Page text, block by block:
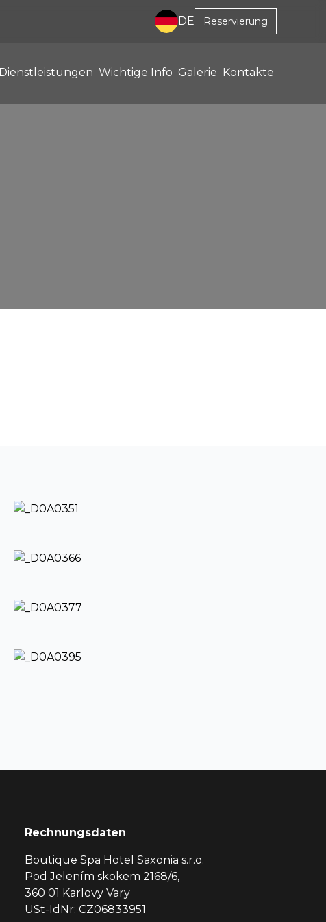
DE Reservierung
Dienstleistungen Wichtige Info Galerie Kontakte
Rechnungsdaten
Boutique Spa Hotel Saxonia s.r.o.
Pod Jelením skokem 2168/6,
360 01 Karlovy Vary
USt-IdNr: CZ06833951